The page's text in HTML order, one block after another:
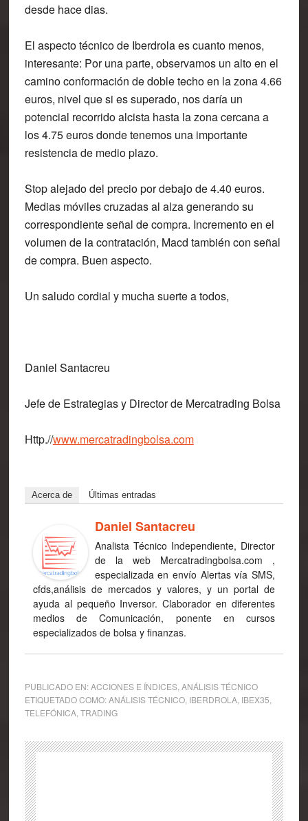
desde hace dias.
El aspecto técnico de Iberdrola es cuanto menos,
interesante: Por una parte, observamos un alto en el
camino conformación de doble techo en la zona 4.66
euros, nivel que si es superado, nos daría un
potencial recorrido alcista hasta la zona cercana a
los 4.75 euros donde tenemos una importante
resistencia de medio plazo.
Stop alejado del precio por debajo de 4.40 euros.
Medias móviles cruzadas al alza generando su
correspondiente señal de compra. Incremento en el
volumen de la contratación, Macd también con señal
de compra. Buen aspecto.
Un saludo cordial y mucha suerte a todos,
Daniel Santacreu
Jefe de Estrategias y Director de Mercatrading Bolsa
Http.//www.mercatradingbolsa.com
Acerca de Últimas entradas
Daniel Santacreu
Analista Técnico Independiente, Director
de la web Mercatradingbolsa.com ,
especializada en envío Alertas vía SMS,
cfds,análisis de mercados y valores, y un portal de
ayuda al pequeño Inversor. Claborador en diferentes
medios de Comunicación, ponente en cursos
especializados de bolsa y finanzas.
PUBLICADO EN:ACCIONES E ÍNDICES, ANÁLISIS TÉCNICO
ETIQUETADO COMO:ANÁLISIS TÉCNICO, IBERDROLA, IBEX35
TELEFÓNICA, TRADING